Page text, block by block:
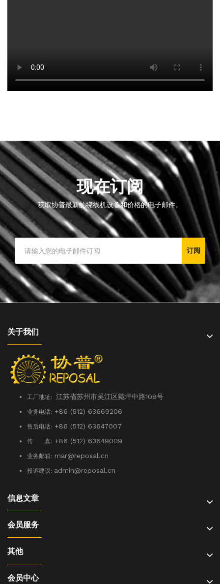
现在订阅
获取协普最新的绕线机设备和价格的电子邮件。
订阅
关于我们
工厂地址: 江苏省苏州市吴江区菀坪中路108号
业务电话: +86 (512) 63669206
售后电话: +86 (512) 63647007
传 真: +86 (512) 63649009
业务邮箱: mar@reposal.cn
投诉建议: admin@reposal.cn
信息文章
会员服务
其他
会员中心